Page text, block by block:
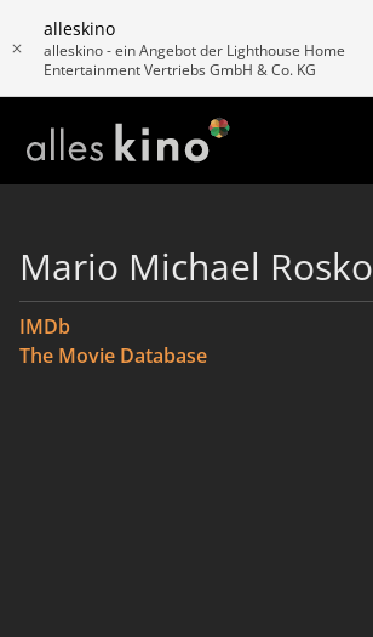
alleskino
alleskino - ein Angebot der Lighthouse Home
Entertainment Vertriebs GmbH & Co. KG
Mario Michael Rosko
IMDb
The Movie Database